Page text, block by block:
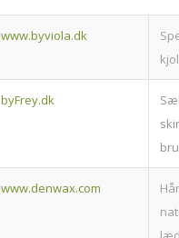
www.byviola.dk
byFrey.dk
www.denwax.com